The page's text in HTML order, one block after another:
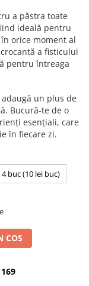
a păstra toate
ideală pentru
orice moment al
a fisticului
pentru întreaga
un plus de
Bucură-te de o
esențiali, care
în fiecare zi.
4 buc (10 lei buc)
COS